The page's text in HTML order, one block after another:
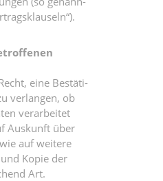
eine Bestä­ti­
ver­lan­gen, ob
ver­ar­bei­tet
Aus­kunft über
auf wei­te­re
Kopie der
Art.